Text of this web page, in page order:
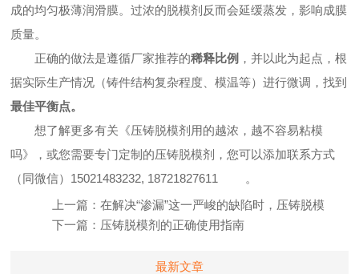
成的均匀极薄润滑膜。过浓的脱模剂反而会延缓蒸发，影响成膜
质量。
正确的做法是遵循厂家推荐的稀释比例 ，并以此为起点，根
据实际生产情况（铸件结构复杂程度、模温等）进行微调，找到
最佳平衡点。
想了解更多有关《压铸脱模剂用的越浓，越不容易粘模
吗》，或您需要专门定制的压铸脱模剂，您可以添加联系方式
（同微信） 15021483232, 18721827611
。
上一篇： 在解决“渗漏”这一严峻的缺陷时，压铸脱模
剂在确保铸件致密性方面应扮演怎样的角色？
下一篇： 压铸脱模剂的正确使用指南
最新文章